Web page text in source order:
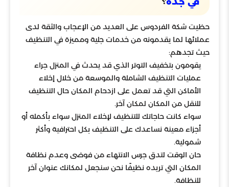
حظيت شكة الفردوس على العديد من الإعجاب والثقة لدى
عملائها لما يقدمونه من خدمات جلية ومميزة في التنظيف
حيث تجدهم:
يقومون بتخفيف التوتر الذي قد يحدث في المنزل جراء
عمليات التنظيف الشاملة والموسعة من خلال إخلاء
الأماكن التي قد تعمل على ازدحام المكان حال التنظيف
للنقل من المكان لمكان آخر.
سواء كانت حاجاتك للتنظيف لإخلاء المنزل سواء بأكمله أو
أجزاء معينة نساعدك على التنظيف بكل احترافية وأكثر
شمولية.
حان الوقت لتدق جرس الانتهاء من فوضى وعدم نظافة
المكان التي تريده نظيفًا نحن سنجعل لمكانك عنوان آخر
للنظافة.